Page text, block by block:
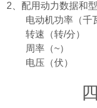
2 、配用动力数据和
电动机功率 （千
转速 （转/分
周率 （
电压 （伏